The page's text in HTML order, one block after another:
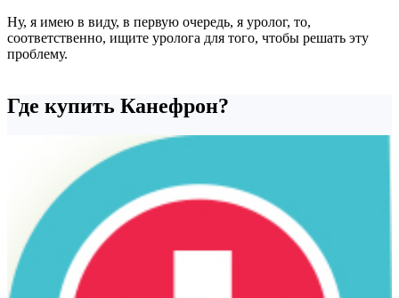
Ну, я имею в виду, в первую очередь, я уролог, то,
соответственно, ищите уролога для того, чтобы решать эту
проблему.
Где купить Канефрон?